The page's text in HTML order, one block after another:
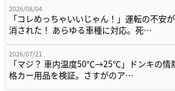
2026/08/04
「コレめっちゃいいじゃん！」運転の不安
消された！ あらゆる車種に対応。死…
2026/07/21
「マジ？ 車内温度50℃→25℃」ドンキの情
格カー用品を検証。さすがのア…